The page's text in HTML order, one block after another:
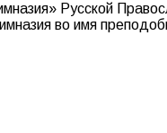
Русской
во имя